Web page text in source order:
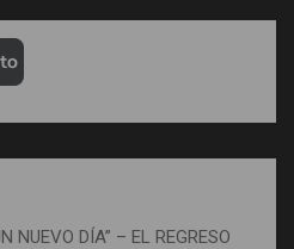
NUEVO DÍA” – EL REGRESO